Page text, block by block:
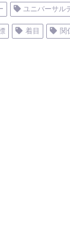
ユニバーサル
着目 関